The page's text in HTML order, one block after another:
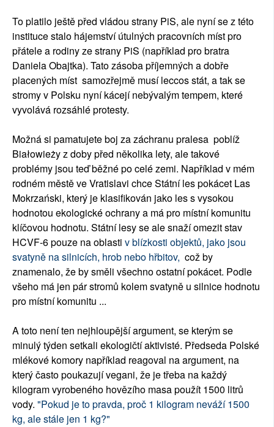
To platilo ještě před vládou strany PiS, ale nyní se z této
instituce stalo hájemství útulných pracovních míst pro
přátele a rodiny ze strany PiS (například pro bratra
Daniela Obajtka). Tato zásoba příjemných a dobře
placených míst samozřejmě musí leccos stát, a tak se
stromy v Polsku nyní kácejí nebývalým tempem, které
vyvolává rozsáhlé protesty.
Možná si pamatujete boj za záchranu pralesa poblíž
Białowieży z doby před několika lety, ale takové
problémy jsou teď běžné po celé zemi. Například v mém
rodném městě ve Vratislavi chce Státní les pokácet Las
Mokrzański, který je klasifikován jako les s vysokou
hodnotou ekologické ochrany a má pro místní komunitu
klíčovou hodnotu. Státní lesy se ale snaží omezit stav
HCVF-6 pouze na oblasti v blízkosti objektů, jako jsou
svatyně na silnicích, hrob nebo hřbitov, což by
znamenalo, že by směli všechno ostatní pokácet. Podle
všeho má jen pár stromů kolem svatyně u silnice hodnotu
pro místní komunitu ...
A toto není ten nejhloupější argument, se kterým se
minulý týden setkali ekologičtí aktivisté. Předseda Polské
mlékové komory například reagoval na argument, na
který často poukazují vegani, že je třeba na každý
kilogram vyrobeného hovězího masa použít 1500 litrů
vody. "Pokud je to pravda, proč 1 kilogram neváží 1500
kg, ale stále jen 1 kg?"